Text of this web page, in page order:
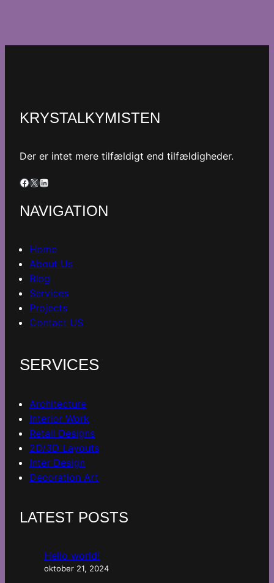
KRYSTALKYMISTEN
Der er intet mere tilfældigt end tilfældigheder.
Facebook X LinkedIn
NAVIGATION
Home
About Us
Blog
Services
Projects
Contact US
SERVICES
Architecture
Interior Work
Retail Designs
2D/3D Layouts
Inter Design
Decoration Art
LATEST POSTS
Hello world!
oktober 21, 2024